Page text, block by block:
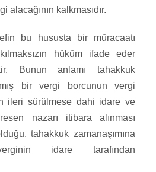
alacağının kalkmasıdır.
bu hususta bir müracaatı
hüküm ifade eder
Bunun anlamı tahakkuk
bir vergi borcunun vergi
ileri sürülmese dahi idare ve
nazarı itibara alınması
tahakkuk zamanaşımına
idare tarafından